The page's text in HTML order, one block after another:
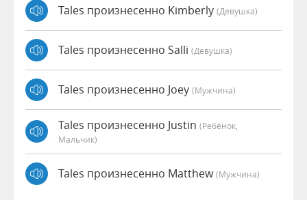
Tales произнесенно Kimberly (девушка)
Tales произнесенно Salli (девушка)
Tales произнесенно Joey (мужчина)
Tales произнесенно Justin (Ребёнок,
Мальчик)
Tales произнесенно Matthew(мужчина)